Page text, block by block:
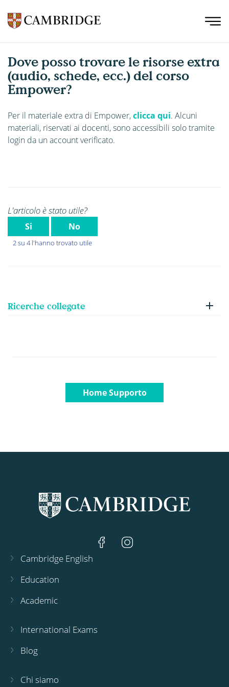
Dove posso trovare le risorse extra
(audio, schede, ecc.) del corso
Empower?
Per il materiale extra di Empower,clicca qui. Alcuni
materiali, riservati ai docenti, sono accessibili solo tramite
login da un account verificato.
L'articolo è stato utile?
Si No
2 su 4 l'hanno trovato utile
Ricerche collegate
Home Supporto
Cambridge English
Education
Academic
International Exams
Blog
Chi siamo